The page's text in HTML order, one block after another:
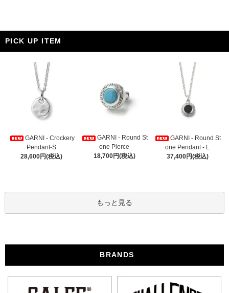
PICK UP ITEM
GARNI - Crockery
Pendant-S
28,600円(税込)
GARNI - Round St
one Pierce
18,700円(税込)
GARNI - Round St
one Pendant - L
37,400円(税込)
もっと見る
BRANDS